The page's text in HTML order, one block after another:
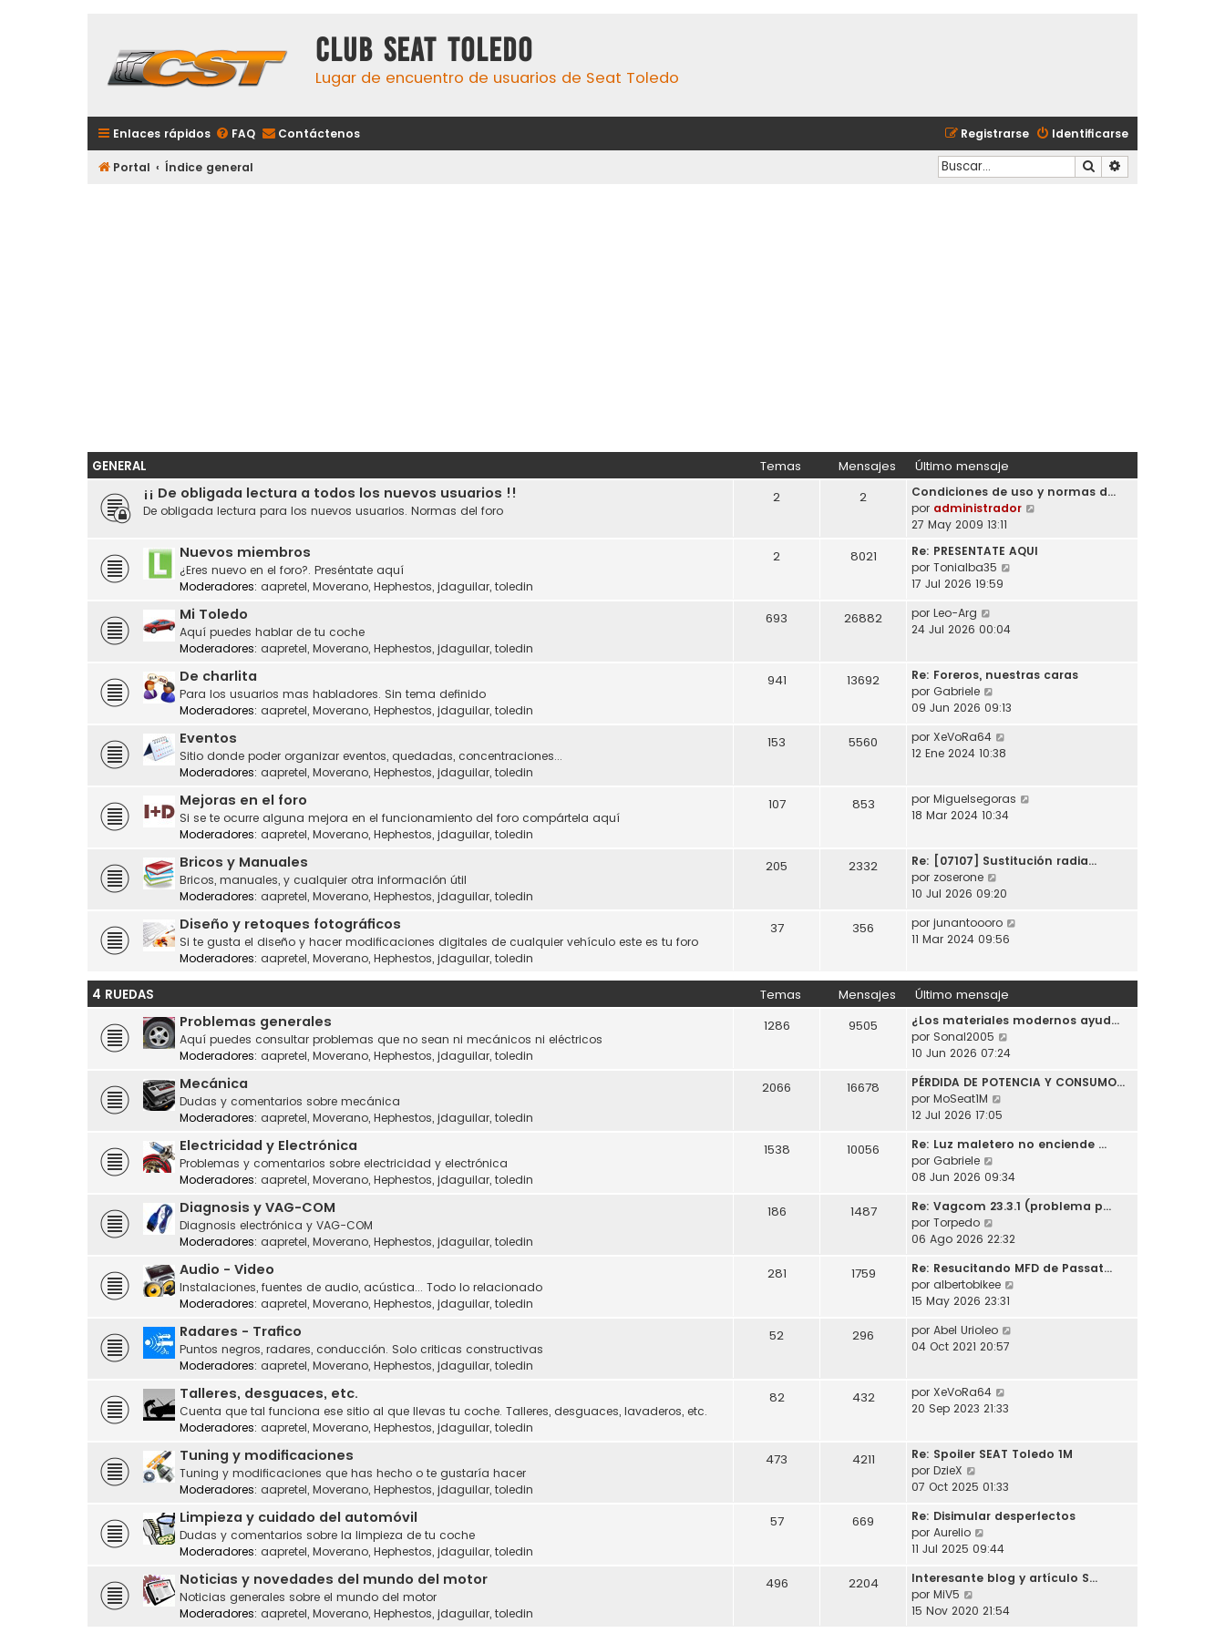
Club Seat Toledo
Lugar de encuentro de usuarios de Seat Toledo
Enlaces rápidos FAQ Contáctenos Identificarse
Registrarse
Portal Índice general Buscar
GENERAL Temas Mensajes Último mensaje
¡¡ De obligada lectura a todos los nuevos usuarios !!
De obligada lectura para los nuevos usuarios. Normas del foro
2 2
Condiciones de uso y normas d…
por administrador
ú
e
27 May 2009 13:11
Nuevos miembros
¿Eres nuevo en el foro?. Preséntate aquí
Moderadores: aapretel, Moverano, Hephestos, jdaguilar, toledin
2 8021
Re: PRESENTATE AQUI
por Tonialba35
m
j
17 Jul 2026 19:59
Mi Toledo
Aquí puedes hablar de tu coche
Moderadores: aapretel, Moverano, Hephestos, jdaguilar, toledin
693 26882 por Leo-Arg
e
l
t
i
o
m
s
e
24 Jul 2026 00:04
De charlita
Para los usuarios mas habladores. Sin tema definido
Moderadores: aapretel, Moverano, Hephestos, jdaguilar, toledin
941 13692
Re: Foreros, nuestras caras
por Gabriele
e
ú
l
m
o
n
s
j
e
09 Jun 2026 09:13
Eventos
Sitio donde poder organizar eventos, quedadas, concentraciones...
Moderadores: aapretel, Moverano, Hephestos, jdaguilar, toledin
153 5560 por XeVoRa64
l
t
o
e
n
s
e
12 Ene 2024 10:38
Mejoras en el foro
Si se te ocurre alguna mejora en el funcionamiento del foro compártela aquí
Moderadores: aapretel, Moverano, Hephestos, jdaguilar, toledin
107 853 por Miguelsegoras
l
n
a
j
18 Mar 2024 10:34
Bricos y Manuales
Bricos, manuales, y cualquier otra información útil
Moderadores: aapretel, Moverano, Hephestos, jdaguilar, toledin
205 2332
Re: [07107] Sustitución radia…
por zoserone
e
ú
l
m
o
m
e
n
a
j
e
10 Jul 2026 09:20
Diseño y retoques fotográficos
Si te gusta el diseño y hacer modificaciones digitales de cualquier vehículo este es tu foro
Moderadores: aapretel, Moverano, Hephestos, jdaguilar, toledin
37 356 por junantoooro
t
i
e
j
11 Mar 2024 09:56
4 RUEDAS Temas Mensajes Último mensaje
Problemas generales
Aquí puedes consultar problemas que no sean ni mecánicos ni eléctricos
Moderadores: aapretel, Moverano, Hephestos, jdaguilar, toledin
1286 9505
¿Los materiales modernos ayud…
por Sonal2005
e
ú
m
m
e
s
j
e
10 Jun 2026 07:24
Mecánica
Dudas y comentarios sobre mecánica
Moderadores: aapretel, Moverano, Hephestos, jdaguilar, toledin
2066 16678
PÉRDIDA DE POTENCIA Y CONSUMO…
por MoSeat1M
ú
t
m
m
n
s
j
e
12 Jul 2026 17:05
Electricidad y Electrónica
Problemas y comentarios sobre electricidad y electrónica
Moderadores: aapretel, Moverano, Hephestos, jdaguilar, toledin
1538 10056
Re: Luz maletero no enciende …
por Gabriele
e
ú
t
m
o
m
n
j
e
08 Jun 2026 09:34
Diagnosis y VAG-COM
Diagnosis electrónica y VAG-COM
Moderadores: aapretel, Moverano, Hephestos, jdaguilar, toledin
186 1487
Re: Vagcom 23.3.1 (problema p…
por Torpedo
e
ú
l
t
m
o
e
n
j
06 Ago 2026 22:32
Audio - Video
Instalaciones, fuentes de audio, acústica... Todo lo relacionado
Moderadores: aapretel, Moverano, Hephestos, jdaguilar, toledin
281 1759
Re: Resucitando MFD de Passat…
por albertobikee
e
j
15 May 2026 23:31
Radares - Trafico
Puntos negros, radares, conducción. Solo criticas constructivas
Moderadores: aapretel, Moverano, Hephestos, jdaguilar, toledin
52 296 por Abel Urioleo
o
s
e
04 Oct 2021 20:57
Talleres, desguaces, etc.
Cuenta que tal funciona ese sitio al que llevas tu coche. Talleres, desguaces, lavaderos, etc.
Moderadores: aapretel, Moverano, Hephestos, jdaguilar, toledin
82 432 por XeVoRa64
e
l
i
o
s
a
20 Sep 2023 21:33
Tuning y modificaciones
Tuning y modificaciones que has hecho o te gustaría hacer
Moderadores: aapretel, Moverano, Hephestos, jdaguilar, toledin
473 4211
Re: Spoiler SEAT Toledo 1M
por DzieX
e
ú
l
t
m
m
07 Oct 2025 01:33
Limpieza y cuidado del automóvil
Dudas y comentarios sobre la limpieza de tu coche
Moderadores: aapretel, Moverano, Hephestos, jdaguilar, toledin
57 669
Re: Disimular desperfectos
por Aurelio
e
ú
t
11 Jul 2025 09:44
Noticias y novedades del mundo del motor
Noticias generales sobre el mundo del motor
Moderadores: aapretel, Moverano, Hephestos, jdaguilar, toledin
496 2204
Interesante blog y artículo S…
por MiV5
e
15 Nov 2020 21:54